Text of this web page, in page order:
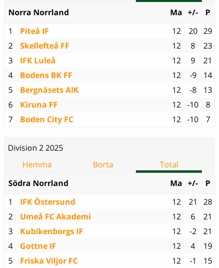
Norra Norrland
Ma +/-
P
1
Piteå IF 12 20 29
2
Skellefteå FF 12 8
23
3
IFK Luleå 12 9
21
4
Bodens BK FF 12 -9
14
5
Bergnäsets AIK 12 -8
13
6
Kiruna FF 12 -10
8
7
Boden City FC 12 -10 7
Division 2 2025
Hemma
Borta
Total
Södra Norrland
Ma +/-
P
1
IFK Östersund 12 21
28
2
Umeå FC Akademi 12 6
21
3
Kubikenborgs IF 12 -2
21
4
Gottne IF 12 4
19
5
Friska Viljor FC 12 -1
15